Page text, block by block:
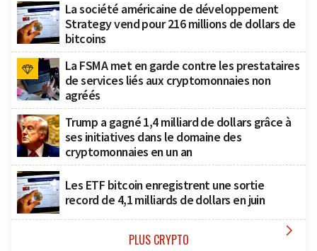
La société américaine de développement
Strategy vend pour 216 millions de dollars de
bitcoins
La FSMA met en garde contre les prestataires
de services liés aux cryptomonnaies non
agréés
Trump a gagné 1,4 milliard de dollars grâce à
ses initiatives dans le domaine des
cryptomonnaies en un an
Les ETF bitcoin enregistrent une sortie
record de 4,1 milliards de dollars en juin
PLUS CRYPTO 